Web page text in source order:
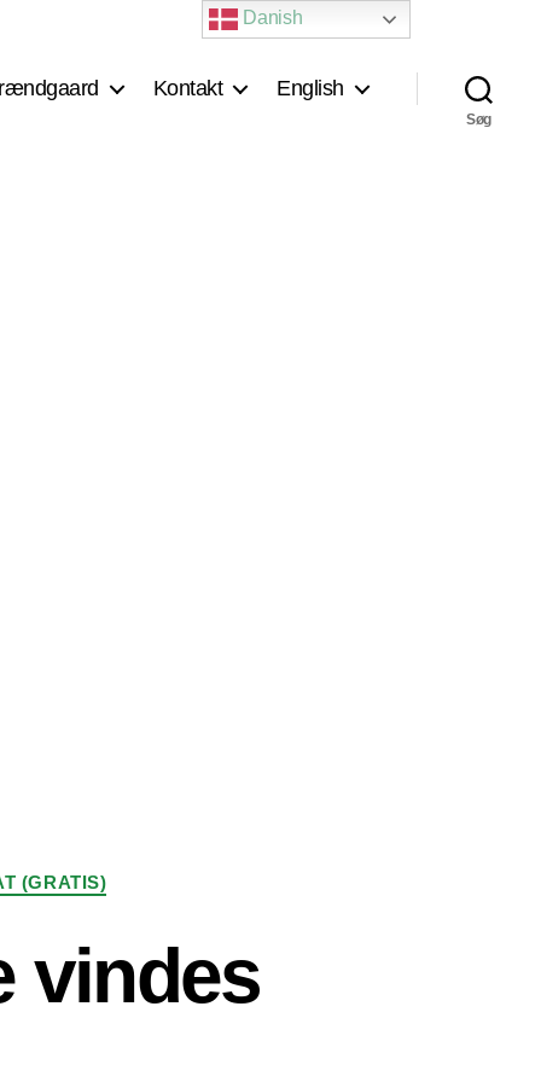
Kontakt English
Søg
(GRATIS)
vindes
Danish